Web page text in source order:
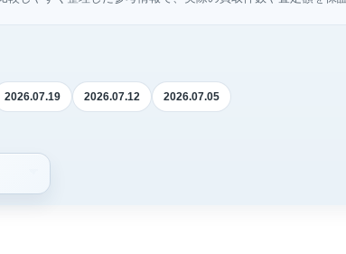
2026.07.19 2026.07.12 2026.07.05